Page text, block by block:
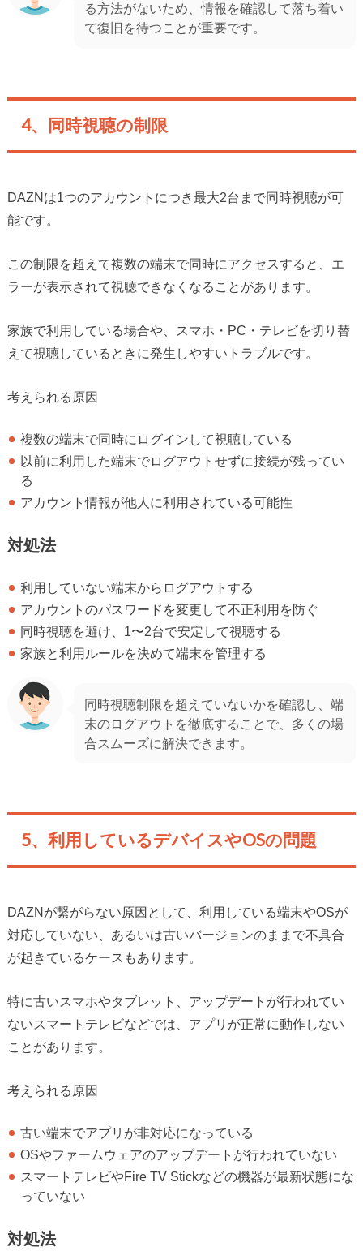
る方法がないため、情報を確認して落ち着い
て復旧を待つことが重要です。
4、同時視聴の制限
DAZNは1つのアカウントにつき最大2台まで同時視聴が可
能です。
この制限を超えて複数の端末で同時にアクセスすると、エ
ラーが表示されて視聴できなくなることがあります。
家族で利用している場合や、スマホ・PC・テレビを切り替
えて視聴しているときに発生しやすいトラブルです。
考えられる原因
複数の端末で同時にログインして視聴している
以前に利用した端末でログアウトせずに接続が残ってい
る
アカウント情報が他人に利用されている可能性
対処法
利用していない端末からログアウトする
アカウントのパスワードを変更して不正利用を防ぐ
同時視聴を避け、1〜2台で安定して視聴する
家族と利用ルールを決めて端末を管理する
同時視聴制限を超えていないかを確認し、端
末のログアウトを徹底することで、多くの場
合スムーズに解決できます。
5、利用しているデバイスやOSの問題
DAZNが繋がらない原因として、利用している端末やOSが
対応していない、あるいは古いバージョンのままで不具合
が起きているケースもあります。
特に古いスマホやタブレット、アップデートが行われてい
ないスマートテレビなどでは、アプリが正常に動作しない
ことがあります。
考えられる原因
古い端末でアプリが非対応になっている
OSやファームウェアのアップデートが行われていない
スマートテレビやFire TV Stickなどの機器が最新状態にな
っていない
対処法